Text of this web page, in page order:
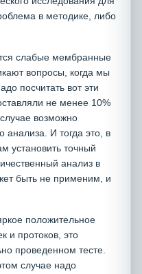
в методике, либо
слабые мембранные
вопросы, когда мы
посчитать вот эти
не менее 10%
возможно
анализа. И тогда это, в
установить точный
анализ в
быть не применим, и
положительное
и протоков, это
проведенном тесте.
случае надо